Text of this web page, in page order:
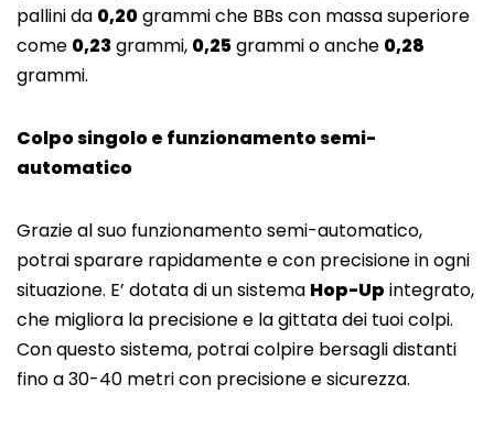
pallini da 0,20grammi che BBs con massa superiore
come 0,23grammi, 0,25grammi o anche 0,28
grammi.
Colpo singolo e funzionamento semi-
automatico
Grazie al suo funzionamento semi-automatico,
potrai sparare rapidamente e con precisione in ogni
situazione. E’ dotata di un sistema Hop-Up integrato,
che migliora la precisione e la gittata dei tuoi colpi.
Con questo sistema, potrai colpire bersagli distanti
fino a 30-40 metri con precisione e sicurezza.